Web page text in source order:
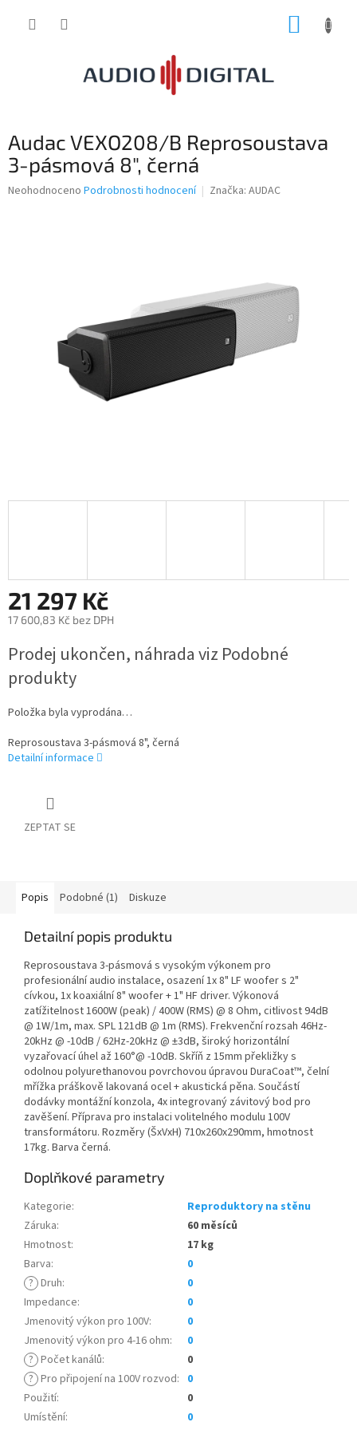
Audac VEXO208/B Reprosoustava
3-pásmová 8", černá
Průměrné
Neohodnoceno Podrobnosti hodnocení Značka: AUDAC
21 297 Kč
17 600,83 Kč bez DPH
cena:
Prodej ukončen, náhrada viz Podobné
produkty
Položka byla vyprodána…
Reprosoustava 3-pásmová 8", černá
Detailní informace
ZEPTAT SE
Popis Podobné (1) Diskuze
Detailní popis produktu
Reprosoustava 3-pásmová s vysokým výkonem pro
profesionální audio instalace, osazení 1x 8" LF woofer s 2"
cívkou, 1x koaxiální 8" woofer + 1" HF driver. Výkonová
zatížitelnost 1600W (peak) / 400W (RMS) @ 8 Ohm, citlivost 94dB
@ 1W/1m, max. SPL 121dB @ 1m (RMS). Frekvenční rozsah 46Hz-
20kHz @ -10dB / 62Hz-20kHz @ ±3dB, široký horizontální
vyzařovací úhel až 160°@ -10dB. Skříň z 15mm překližky s
odolnou polyurethanovou povrchovou úpravou DuraCoat™, čelní
mřížka práškově lakovaná ocel + akustická pěna. Součástí
dodávky montážní konzola, 4x integrovaný závitový bod pro
zavěšení. Příprava pro instalaci volitelného modulu 100V
transformátoru. Rozměry (ŠxVxH) 710x260x290mm, hmotnost
17kg. Barva černá.
Doplňkové parametry
Kategorie:
Reproduktory na stěnu
Záruka:
60 měsíců
Hmotnost:
17 kg
Barva:
0
? Druh:
0
Impedance:
0
Jmenovitý výkon pro 100V:
0
Jmenovitý výkon pro 4-16 ohm:
0
? Počet kanálů:
0
? Pro připojení na 100V rozvod: 0
Použití:
0
Umístění:
0